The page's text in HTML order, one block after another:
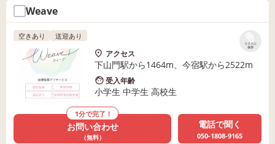
Weave
リストに
保存
空きあり 送迎あり
アクセス
下山門駅から1464m、今宿駅から2522m
受入年齢
小学生 中学生 高校生
1分で完了！
お問い合わせ
（無料）
電話で聞く
050-1808-9165